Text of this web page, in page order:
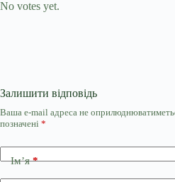
No votes yet.
Залишити відповідь
Ваша e-mail адреса не
позначені *
Ім’я*